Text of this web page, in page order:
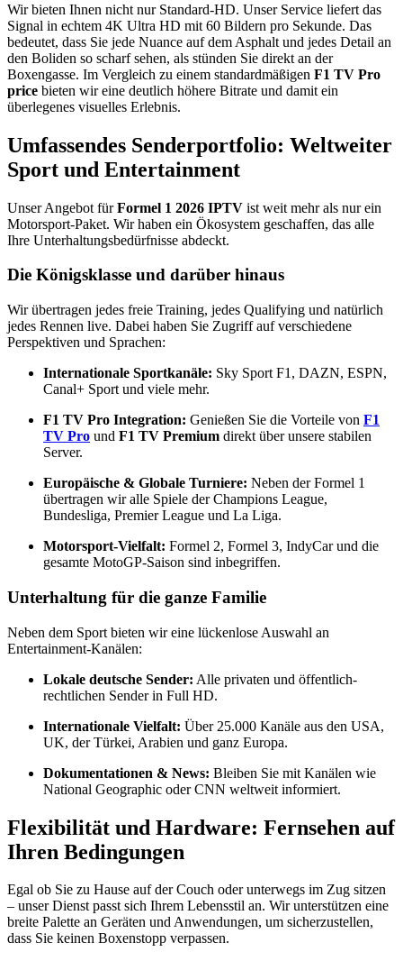
Wir bieten Ihnen nicht nur Standard-HD. Unser Service liefert das
Signal in echtem 4K Ultra HD mit 60 Bildern pro Sekunde. Das
bedeutet, dass Sie jede Nuance auf dem Asphalt und jedes Detail an
den Boliden so scharf sehen, als stünden Sie direkt an der
Boxengasse. Im Vergleich zu einem standardmäßigen F1 TV Pro
price bieten wir eine deutlich höhere Bitrate und damit ein
überlegenes visuelles Erlebnis.
Umfassendes Senderportfolio: Weltweiter
Sport und Entertainment
Unser Angebot fürFormel 1 2026 IPTV ist weit mehr als nur ein
Motorsport-Paket. Wir haben ein Ökosystem geschaffen, das alle
Ihre Unterhaltungsbedürfnisse abdeckt.
Die Königsklasse und darüber hinaus
Wir übertragen jedes freie Training, jedes Qualifying und natürlich
jedes Rennen live. Dabei haben Sie Zugriff auf verschiedene
Perspektiven und Sprachen:
Internationale Sportkanäle: Sky Sport F1, DAZN, ESPN,
Canal+ Sport und viele mehr.
F1 TV Pro Integration: Genießen Sie die Vorteile von F1
TV Pro und F1 TV Premium direkt über unsere stabilen
Server.
Europäische & Globale Turniere: Neben der Formel 1
übertragen wir alle Spiele der Champions League,
Bundesliga, Premier League und La Liga.
Motorsport-Vielfalt: Formel 2, Formel 3, IndyCar und die
gesamte MotoGP-Saison sind inbegriffen.
Unterhaltung für die ganze Familie
Neben dem Sport bieten wir eine lückenlose Auswahl an
Entertainment-Kanälen:
Lokale deutsche Sender: Alle privaten und öffentlich-
rechtlichen Sender in Full HD.
Internationale Vielfalt: Über 25.000 Kanäle aus den USA,
UK, der Türkei, Arabien und ganz Europa.
Dokumentationen & News: Bleiben Sie mit Kanälen wie
National Geographic oder CNN weltweit informiert.
Flexibilität und Hardware: Fernsehen auf
Ihren Bedingungen
Egal ob Sie zu Hause auf der Couch oder unterwegs im Zug sitzen
– unser Dienst passt sich Ihrem Lebensstil an. Wir unterstützen eine
breite Palette an Geräten und Anwendungen, um sicherzustellen,
dass Sie keinen Boxenstopp verpassen.